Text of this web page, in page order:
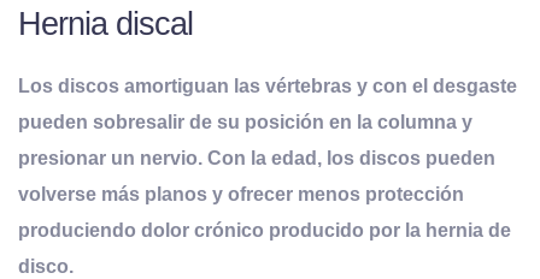
Hernia discal
Los discos amortiguan las vértebras y con el desgaste
pueden sobresalir de su posición en la columna y
presionar un nervio. Con la edad, los discos pueden
volverse más planos y ofrecer menos protección
produciendo dolor crónico producido por la hernia de
disco.